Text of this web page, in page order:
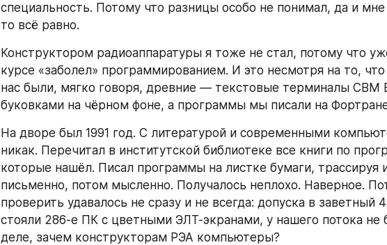
специальность. Потому что разницы особо не понимал, да и
то всё равно.
Конструктором радиоаппаратуры я тоже не стал, потому что
курсе «заболел» программированием. И это несмотря на то,
нас были, мягко говоря, древние — текстовые терминалы СВМ
буковками на чёрном фоне, а программы мы писали на
На дворе был 1991 год. С литературой и современными
никак. Перечитал в институтской библиотеке все книги по
которые нашёл. Писал программы на листке бумаги, трассируя
письменно, потом мысленно. Получалось неплохо. Наверное.
проверить удавалось не сразу и не всегда: допуска в заветный
стояли 286-е ПК с цветными ЭЛТ-экранами, у нашего потока не
деле, зачем конструкторам РЭА компьютеры?